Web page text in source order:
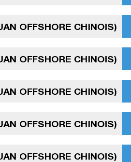
OFFSHORE CHINOIS)
OFFSHORE CHINOIS)
OFFSHORE CHINOIS)
OFFSHORE CHINOIS)
OFFSHORE CHINOIS)